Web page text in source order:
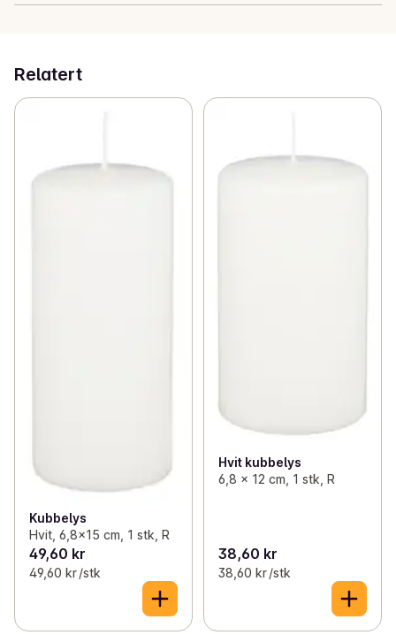
Relatert
Kubbelys
Hvit, 6,8x15 cm, 1 stk, R
49,60 kr
49,60 kr /stk
Hvit kubbelys
6,8 x 12 cm, 1 stk, R
38,60 kr
38,60 kr /stk